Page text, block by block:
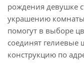
рождения девушке
украшению
помогут в выборе
соединят гелиевые
конструкцию по